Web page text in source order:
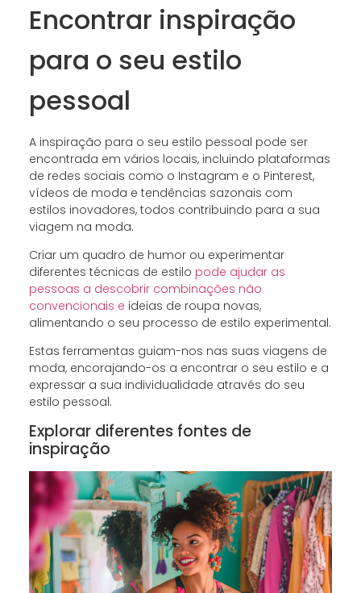
Encontrar inspiração
para o seu estilo
pessoal
A inspiração para o seu estilo pessoal pode ser
encontrada em vários locais, incluindo plataformas
de redes sociais como o Instagram e o Pinterest,
vídeos de moda e tendências sazonais com
estilos inovadores, todos contribuindo para a sua
viagem na moda.
Criar um quadro de humor ou experimentar
diferentes técnicas de estilo pode ajudar as
pessoas a descobrir combinações não
convencionais e ideias de roupa novas,
alimentando o seu processo de estilo experimental.
Estas ferramentas guiam-nos nas suas viagens de
moda, encorajando-os a encontrar o seu estilo e a
expressar a sua individualidade através do seu
estilo pessoal.
Explorar diferentes fontes de
inspiração